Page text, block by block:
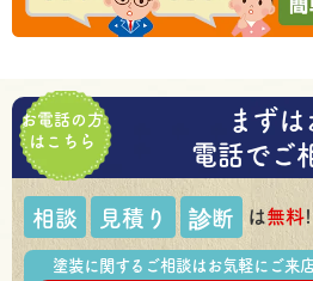
お電話の方
はこちら
まず
電話でご
相談 見積り 診断 は無料!
塗装に関するご相談はお気軽にご来